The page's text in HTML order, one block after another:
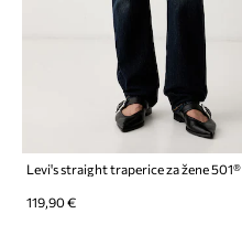
119,90 €